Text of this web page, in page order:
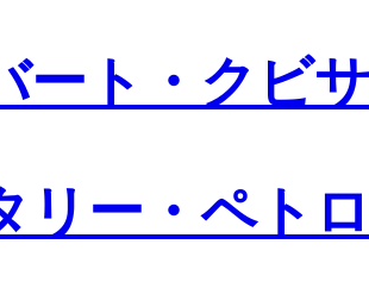
ート・クビ
リー・ペト